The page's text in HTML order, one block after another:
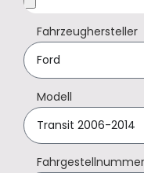
Fahrzeughersteller
Modell